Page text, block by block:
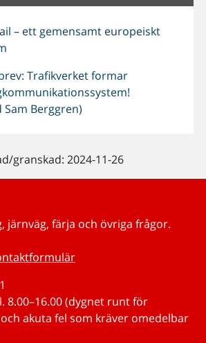
– ett gemensamt europeiskt
Trafikverket formar
Berggren)
granskad: 2024-11-26
järnväg, färja och övriga frågor.
8.00–16.00 (dygnet runt för
akuta fel som kräver omedelbar